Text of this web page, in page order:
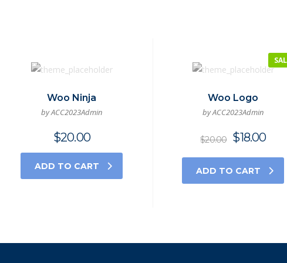
Woo Ninja
by ACC2023Admin
$20.00
ADD TO CART
Woo Logo
by ACC2023Admin
$20.00 $18.00
ADD TO CART